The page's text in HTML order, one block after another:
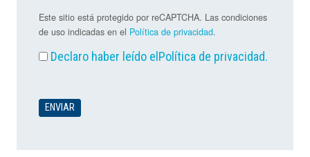
Este sitio está protegido por reCAPTCHA. Las condiciones
de uso indicadas en el Política de privacidad.
Declaro haber leído el Política de privacidad.